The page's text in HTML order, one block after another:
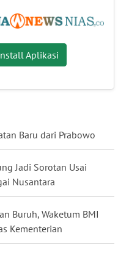
Aplikasi
Baru dari Prabowo
Jadi Sorotan Usai
Nusantara
Buruh, Waketum BMI
Kementerian